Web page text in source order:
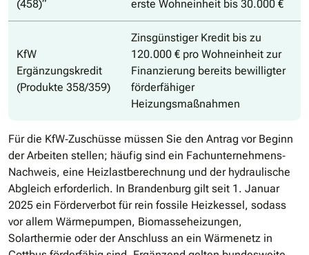
(458)“
erste Wohneinheit bis 30.000 €
KfW
Ergänzungskredit
(Produkte 358/359)
Zinsgünstiger Kredit bis zu
120.000 € pro Wohneinheit zur
Finanzierung bereits bewilligter
förderfähiger
Heizungsmaßnahmen
Für die KfW‐Zuschüsse müssen Sie den Antrag vor Beginn
der Arbeiten stellen; häufig sind ein Fachunternehmens‐
Nachweis, eine Heizlastberechnung und der hydraulische
Abgleich erforderlich. In Brandenburg gilt seit 1. Januar
2025 ein Förderverbot für rein fossile Heizkessel, sodass
vor allem Wärmepumpen, Biomasseheizungen,
Solarthermie oder der Anschluss an ein Wärmenetz in